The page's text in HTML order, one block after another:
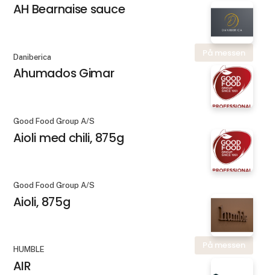
AH Bearnaise sauce
På messen
Daniberica
Ahumados Gimar
Good Food Group A/S
Aioli med chili, 875g
Good Food Group A/S
Aioli, 875g
På messen
HUMBLE
AIR